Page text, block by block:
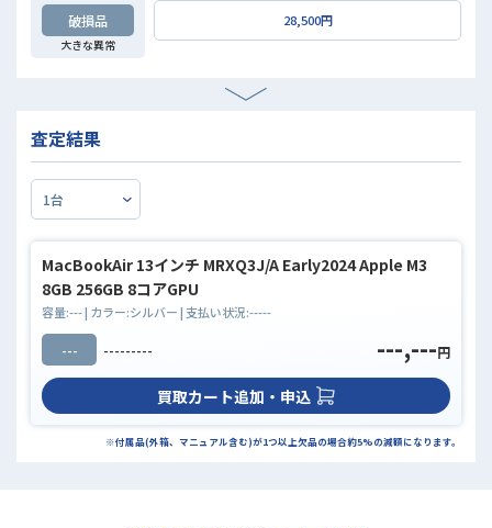
破損品
大きな異常
28,500円
査定結果
MacBookAir 13インチ MRXQ3J/A Early2024 Apple M3
8GB 256GB 8コアGPU
容量:---| カラー:シルバー| 支払い状況:-----
--- --------- ---,---円
買取カート追加・申込
※付属品(外箱、マニュアル含む)が1つ以上欠品の場合約5%の減額になります。